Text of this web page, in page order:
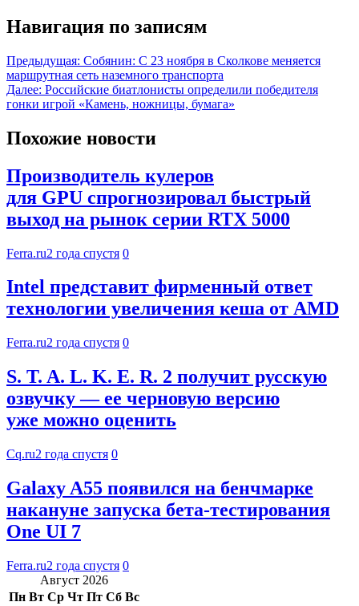
Навигация по записям
Предыдущая: Собянин: С 23 ноября в Сколкове меняется
маршрутная сеть наземного транспорта
Далее: Российские биатлонисты определили победителя
гонки игрой «Камень, ножницы, бумага»
Похожие новости
Производитель кулеров
для GPU спрогнозировал быстрый
выход на рынок серии RTX 5000
Ferra.ru2 года спустя 0
Intel представит фирменный ответ
технологии увеличения кеша от AMD
Ferra.ru2 года спустя 0
S. T. A. L. K. E. R. 2 получит русскую
озвучку — ее черновую версию
уже можно оценить
Cq.ru2 года спустя 0
Galaxy A55 появился на бенчмарке
накануне запуска бета-тестирования
One UI 7
Ferra.ru2 года спустя 0
Август 2026
Пн Вт Ср Чт Пт Сб Вс